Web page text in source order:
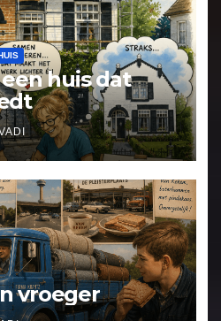
huis dat
vroeger